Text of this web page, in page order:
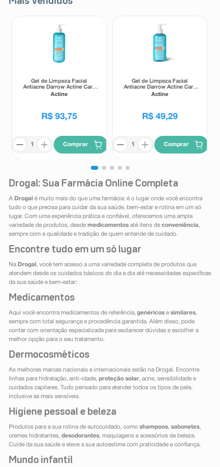
Gel de Limpeza Facial
Antiacne Darrow Actine Care
Alta Tolerância 400g
Actine
R$ 93,75
Comprar
Gel de Limpeza Facial
Antiacne Darrow Actine Care
Alta Tolerância 140g
Actine
R$ 49,29
Comprar
Drogal: Sua Farmácia Online Completa
A Drogal é muito mais do que uma farmácia: é o lugar onde você encontra
tudo o que precisa para cuidar da sua saúde, bem-estar e rotina em um só
lugar. Com uma experiência prática e confiável, oferecemos uma ampla
variedade de produtos, desde medicamentosaté itens de conveniência,
sempre com a qualidade e tradição de quem entende de cuidado.
Encontre tudo em um só lugar
Na Drogal , você tem acesso a uma variedade completa de produtos que
atendem desde os cuidados básicos do dia a dia até necessidades específicas
da sua saúde e bem-estar:
Medicamentos
Aqui você encontra medicamentos de referência, genéricose similares,
sempre com total segurança e procedência garantida. Além disso, pode
contar com orientação especializada para esclarecer dúvidas e escolher a
melhor opção para o seu tratamento.
Dermocosméticos
As melhores marcas nacionais e internacionais estão na Drogal. Encontre
linhas para hidratação, anti-idade, proteção solar, acne, sensibilidade e
cuidados capilares. Tudo pensado para atender todos os tipos de pele,
inclusive as mais sensíveis.
Higiene pessoal e beleza
Produtos para a sua rotina de autocuidado, como shampoos, sabonetes,
cremes hidratantes, desodorantes, maquiagens e acessórios de beleza.
Cuide da sua saúde e eleve a sua autoestima com praticidade e confiança.
Mundo infantil